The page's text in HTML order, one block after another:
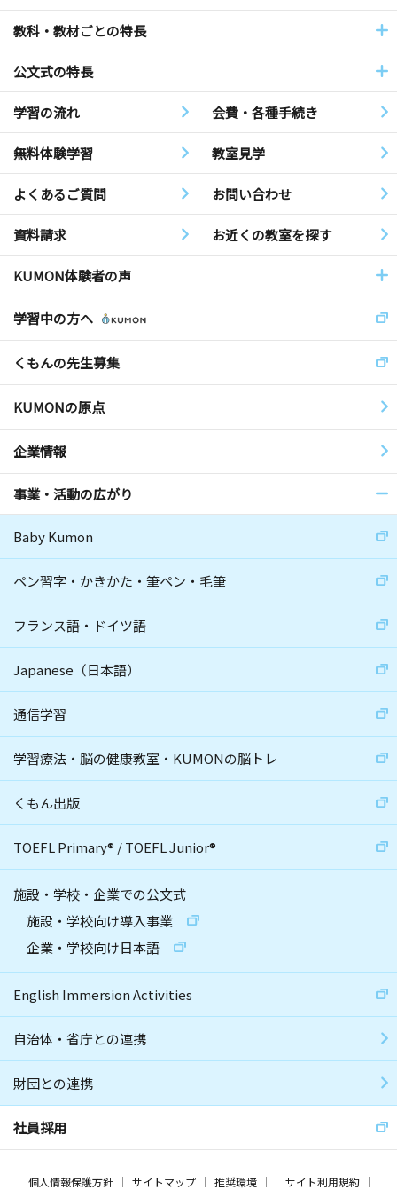
教科・教材ごとの特長
公文式の特長
学習の流れ 会費・各種手続き
無料体験学習 教室見学
よくあるご質問 お問い合わせ
資料請求 お近くの教室を探す
KUMON体験者の声
学習中の方へ
くもんの先生募集
KUMONの原点
企業情報
事業・活動の広がり
Baby Kumon
ペン習字・かきかた・筆ペン・毛筆
フランス語・ドイツ語
Japanese（日本語）
通信学習
学習療法・脳の健康教室・KUMONの脳トレ
くもん出版
TOEFL Primary® /TOEFL Junior®
施設・学校・企業での公文式
施設・学校向け導入事業
企業・学校向け日本語
English Immersion Activities
自治体・省庁との連携
財団との連携
社員採用
個人情報保護方針 サイトマップ 推奨環境 サイト利用規約